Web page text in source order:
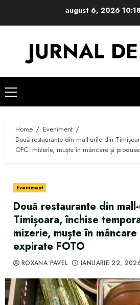
august 6, 2026
JURNAL
Primary
Menu
Home
Eveniment
Două restaurante din mall-urile din
OPC: mizerie, muște în mâncare și
Eveniment
Două restaurante din
Timișoara, închise
mizerie, muște în
expirate FOTO
ROXANA PAVEL IANUARIE 22,